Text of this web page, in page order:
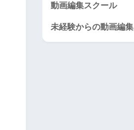
動画編集スクール
未経験からの動画編集